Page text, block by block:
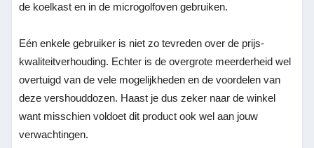
de koelkast en in de microgolfoven gebruiken.
Eén enkele gebruiker is niet zo tevreden over de prijs-
kwaliteitverhouding. Echter is de overgrote meerderheid wel
overtuigd van de vele mogelijkheden en de voordelen van
deze vershouddozen. Haast je dus zeker naar de winkel
want misschien voldoet dit product ook wel aan jouw
verwachtingen.